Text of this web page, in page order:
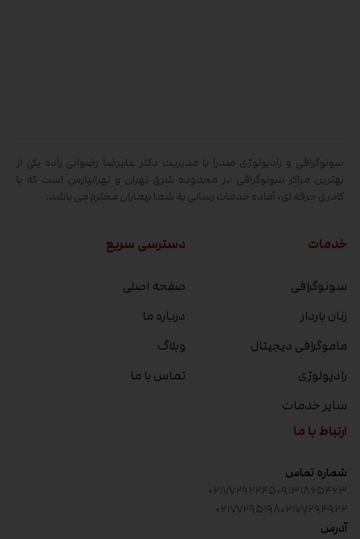
سونوگرافی و رادیولوژی صدرا با مدیریت دکتر علیرضا رضوانی زاده یکی از
بهترین مراکز سونوگرافی در محدوده شرق تهران و تهرانپارس است که با
کادری حرفه ای، آماده خدمات رسانی به شما بیماران محترم می باشد.
خدمات
سونوگرافی
زنان باردار
ماموگرافی دیجیتال
رادیولوژی
سایر خدمات
دسترسی سریع
صفحه اصلی
درباره ما
وبلاگ
تماس با ما
ارتباط با ما
شماره تماس
۰۹۱۳۱۸۶۵۴۶۳۰۲۱۷۷۲۹۲۲۴۵
۰۲۱۷۷۲۹۴۹۲۲۰۲۱۷۷۲۹۵۱۹۸
آدرس